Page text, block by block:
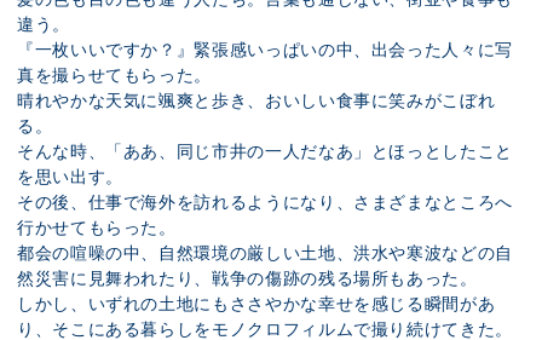
違う。
『一枚いいですか？』緊張感いっぱいの中、出会った人々に写
真を撮らせてもらった。
晴れやかな天気に颯爽と歩き、おいしい食事に笑みがこぼれ
る。
そんな時、「ああ、同じ市井の一人だなあ」とほっとしたこと
を思い出す。
その後、仕事で海外を訪れるようになり、さまざまなところへ
行かせてもらった。
都会の喧噪の中、自然環境の厳しい土地、洪水や寒波などの自
然災害に見舞われたり、戦争の傷跡の残る場所もあった。
しかし、いずれの土地にもささやかな幸せを感じる瞬間があ
り、そこにある暮らしをモノクロフィルムで撮り続けてきた。